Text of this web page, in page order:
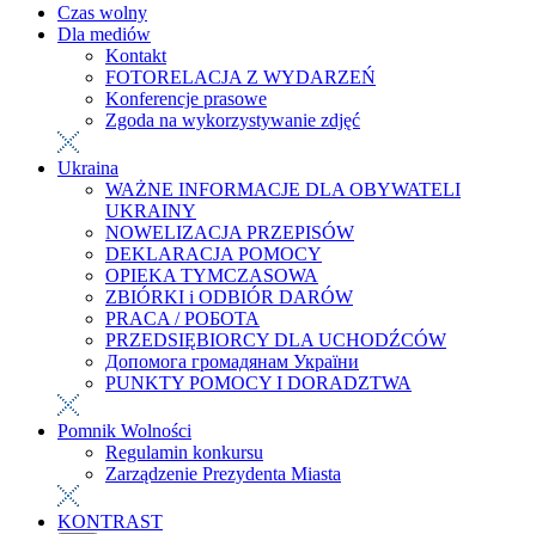
Czas wolny
Dla mediów
Kontakt
FOTORELACJA Z WYDARZEŃ
Konferencje prasowe
Zgoda na wykorzystywanie zdjęć
Ukraina
WAŻNE INFORMACJE DLA OBYWATELI
UKRAINY
NOWELIZACJA PRZEPISÓW
DEKLARACJA POMOCY
OPIEKA TYMCZASOWA
ZBIÓRKI i ODBIÓR DARÓW
PRACA / РОБОТА
PRZEDSIĘBIORCY DLA UCHODŹCÓW
Допомога громадянам України
PUNKTY POMOCY I DORADZTWA
Pomnik Wolności
Regulamin konkursu
Zarządzenie Prezydenta Miasta
KONTRAST